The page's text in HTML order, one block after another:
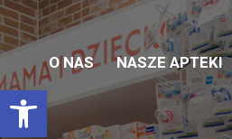
Otwórz pasek narzędzi
O NAS NASZE APTEKI